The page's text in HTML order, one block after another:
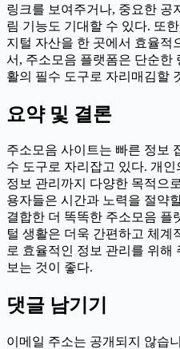
링크를 보여주거나, 중요한 공
림 기능도 기대할 수 있다. 또
지털 자산을 한 곳에서 효율적
서, 주소모음 플랫폼은 단순한
활의 필수 도구로 자리매김할
요약 및 결론
주소모음 사이트는 빠른 정보
수 도구로 자리잡고 있다. 개
정보 관리까지 다양한 목적으
용자들은 시간과 노력을 절약
결합한 더 똑똑한 주소모음 플
털 생활은 더욱 간편하고 체계
로 효율적인 정보 관리를 위해
보는 것이 좋다.
댓글 남기기
이메일 주소는 공개되지 않습